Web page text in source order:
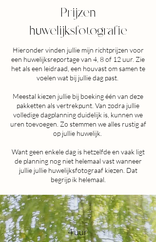
Prijzen
huwelijksfotografie
Hieronder vinden jullie mijn richtprijzen voor
een huwelijksreportage van 4, 8 of 12 uur. Zie
het als een leidraad, een houvast om samen te
voelen wat bij jullie dag past.
Meestal kiezen jullie bij boeking één van deze
pakketten als vertrekpunt. Van zodra jullie
volledige dagplanning duidelijk is, kunnen we
uren toevoegen. Zo stemmen we alles rustig af
op jullie huwelijk.
Want geen enkele dag is hetzelfde en vaak ligt
de planning nog niet helemaal vast wanneer
jullie jullie huwelijksfotograaf kiezen. Dat
begrijp ik helemaal.
4 uur